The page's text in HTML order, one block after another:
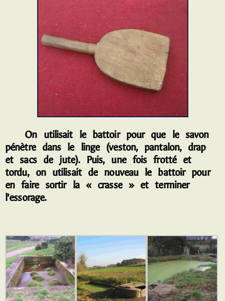
On utilisait le battoir pour que le savon
pénètre dans le linge (veston, pantalon, drap
et sacs de jute). Puis, une fois frotté et
tordu, on utilisait de nouveau le battoir pour
en faire sortir la « crasse » et terminer
l’essorage.